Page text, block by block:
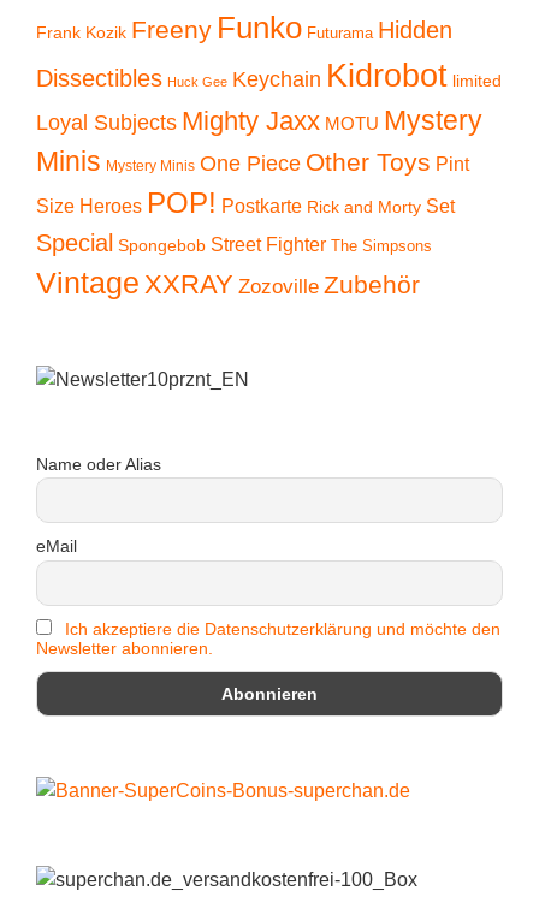
Frank Kozik Freeny Funko Futurama Hidden
Dissectibles Huck Gee Keychain Kidrobot limited
Loyal Subjects Mighty Jaxx MOTU Mystery
Minis Mystery Minis One Piece Other Toys Pint
Size Heroes POP! Postkarte Rick and Morty Set
Special Spongebob Street Fighter The Simpsons
Vintage XXRAY Zozoville Zubehör
Name oder Alias
eMail
Ich akzeptiere die Datenschutzerklärung und möchte den
Newsletter abonnieren.